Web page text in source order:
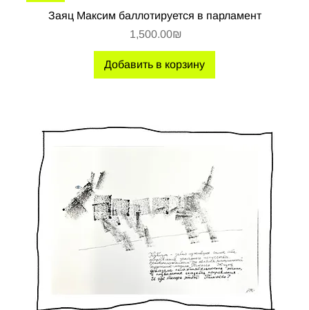
Заяц Максим баллотируется в парламент
Цена
‏1,500.00 ‏₪
Добавить в корзину